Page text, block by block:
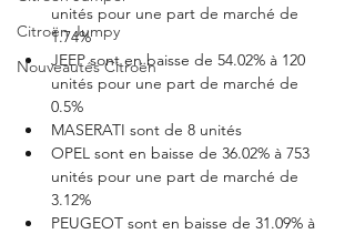
Citroën Jumpy
Nouveautés Citroën
unités pour une part de marché de
1.74%
JEEP sont en baisse de 54.02% à 120
unités pour une part de marché de
0.5%
MASERATI sont de 8 unités
OPEL sont en baisse de 36.02% à 753
unités pour une part de marché de
3.12%
PEUGEOT sont en baisse de 31.09% à